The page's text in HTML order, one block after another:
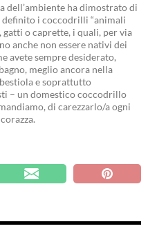
dell’ambiente ha dimostrato di
definito i coccodrilli “animali
gatti o caprette, i quali, per via
anche non essere nativi dei
avete sempre desiderato,
meglio ancora nella
e soprattutto
– un domestico coccodrillo
di carezzarlo/a ogni